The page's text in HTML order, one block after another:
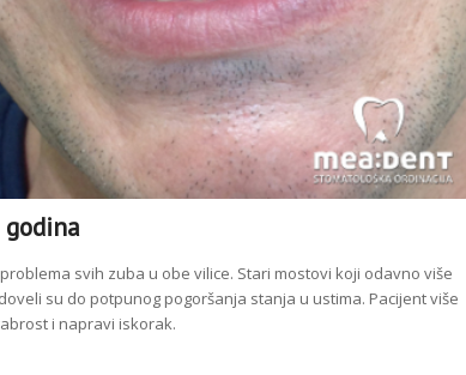
svih zuba u obe vilice. Stari mostovi koji odavno više
su do potpunog pogoršanja stanja u ustima. Pacijent više
i napravi iskorak.